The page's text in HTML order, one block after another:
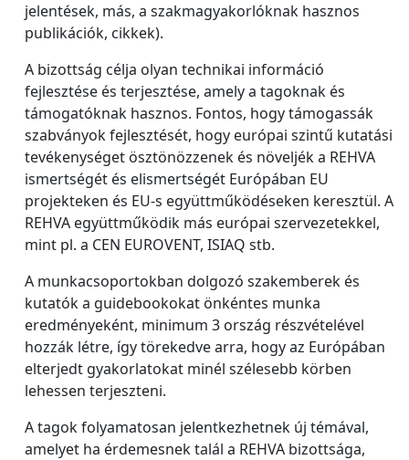
jelentések, más, a szakmagyakorlóknak hasznos
publikációk, cikkek).
A bizottság célja olyan technikai információ
fejlesztése és terjesztése, amely a tagoknak és
támogatóknak hasznos. Fontos, hogy támogassák
szabványok fejlesztését, hogy európai szintű kutatási
tevékenységet ösztönözzenek és növeljék a REHVA
ismertségét és elismertségét Európában EU
projekteken és EU-s együttműködéseken keresztül. A
REHVA együttműködik más európai szervezetekkel,
mint pl. a CEN EUROVENT, ISIAQ stb.
A munkacsoportokban dolgozó szakemberek és
kutatók a guidebookokat önkéntes munka
eredményeként, minimum 3 ország részvételével
hozzák létre, így törekedve arra, hogy az Európában
elterjedt gyakorlatokat minél szélesebb körben
lehessen terjeszteni.
A tagok folyamatosan jelentkezhetnek új témával,
amelyet ha érdemesnek talál a REHVA bizottsága,